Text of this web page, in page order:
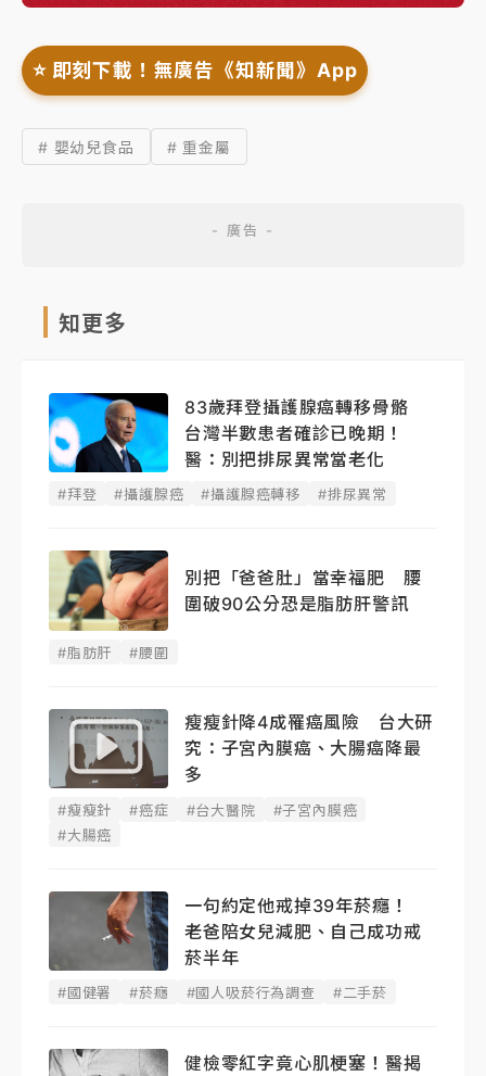
⭐️ 即刻下載！無廣告《知新聞》App
# 嬰幼兒食品 # 重金屬
知更多
83歲拜登攝護腺癌轉移骨骼
台灣半數患者確診已晚期！
醫：別把排尿異常當老化
#拜登 #攝護腺癌 #攝護腺癌轉移 #排尿異常
別把「爸爸肚」當幸福肥 腰
圍破90公分恐是脂肪肝警訊
#脂肪肝 #腰圍
瘦瘦針降4成罹癌風險 台大研
究：子宮內膜癌、大腸癌降最
多
#瘦瘦針 #癌症 #台大醫院
#子宮內膜癌
#大腸癌
一句約定他戒掉39年菸癮！
老爸陪女兒減肥、自己成功戒
菸半年
#國健署 #菸癮 #國人吸菸行為調查 #二手菸
健檢零紅字竟心肌梗塞！醫揭